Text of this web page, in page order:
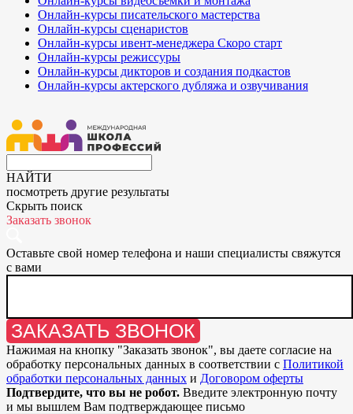
Онлайн-курсы писательского мастерства
Онлайн-курсы сценаристов
Онлайн-курсы ивент-менеджера Скоро старт
Онлайн-курсы режиссуры
Онлайн-курсы дикторов и создания подкастов
Онлайн-курсы актерского дубляжа и озвучивания
НАЙТИ
посмотреть другие результаты
Скрыть поиск
Заказать звонок
Оставьте свой номер телефона и наши специалисты свяжутся
с вами
ЗАКАЗАТЬ ЗВОНОК
Нажимая на кнопку "Заказать звонок", вы даете согласие на
обработку персональных данных в соответствии с Политикой
обработки персональных данных и Договором оферты
Подтвердите, что вы не робот. Введите электронную почту
и мы вышлем Вам подтверждающее письмо